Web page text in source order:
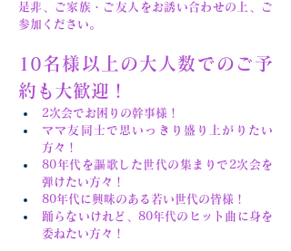
是非、ご家族・ご友人をお誘い合わせの上、ご
参加ください。
10名様以上の大人数でのご予
約も大歓迎！
2次会でお困りの幹事様！
ママ友同士で思いっきり盛り上がりたい
方々！
80年代を謳歌した世代の集まりで2次会を
弾けたい方々！
80年代に興味のある若い世代の皆様！
踊らないけれど、80年代のヒット曲に身を
委ねたい方々！